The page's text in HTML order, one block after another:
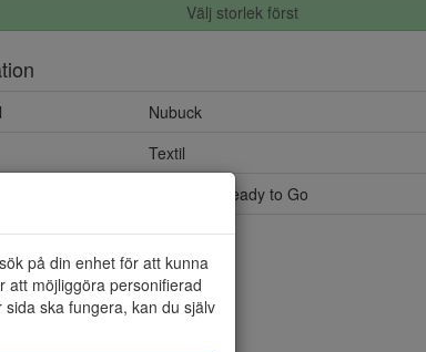
Välj storlek först
Nubuck
Textil
Bred läst, Ready to Go
innersula
Ja
på din enhet för att kunna
att möjliggöra personifierad
ska fungera, kan du själv